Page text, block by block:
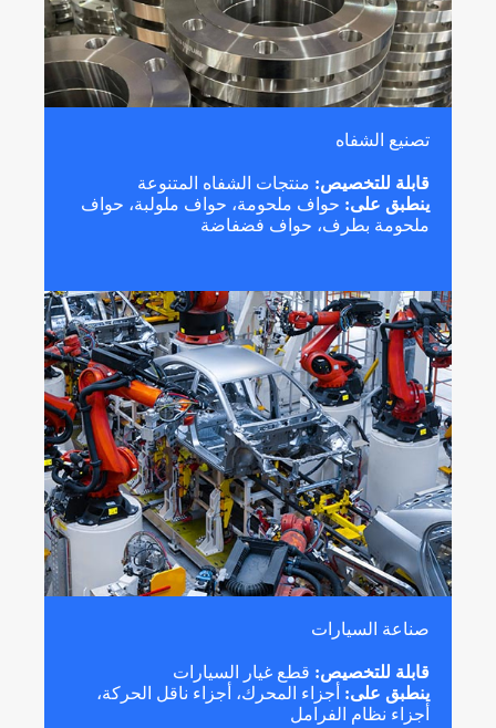
تصنيع الشفاه
قابلة للتخصيص: منتجات الشفاه المتنوعة
ينطبق على: حواف ملحومة، حواف ملولبة، حواف
ملحومة بطرف، حواف فضفاضة
صناعة السيارات
قابلة للتخصيص: قطع غيار السيارات
ينطبق على: أجزاء المحرك، أجزاء ناقل الحركة،
أجزاء نظام الفرامل